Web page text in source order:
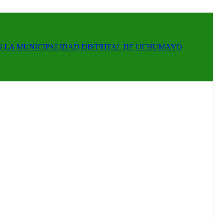
LA MUNICIPALIDAD DISTRITAL DE UCHUMAYO